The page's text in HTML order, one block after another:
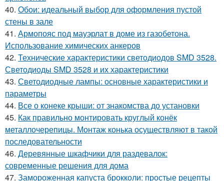
40. Обои: идеальный выбор для оформления пустой
стены в зале
41. Армопояс под мауэрлат в доме из газобетона.
Использование химических анкеров
42. Технические характеристики светодиодов SMD 3528.
Светодиоды SMD 3528 и их характеристики
43. Светодиодные лампы: основные характеристики и
параметры
44. Все о конеке крыши: от знакомства до установки
45. Как правильно монтировать круглый конёк
металлочерепицы. Монтаж конька осуществляют в такой
последовательности
46. Деревянные шкафчики для раздевалок:
современные решения для дома
47. Замороженная капуста брокколи: простые рецепты